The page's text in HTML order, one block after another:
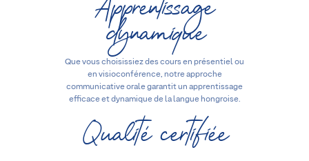
dynamique
Que vous choisissiez des cours en présentiel ou
en visioconférence, notre approche
communicative orale garantit un apprentissage
efficace et dynamique de la langue hongroise.
Qualité certifiée